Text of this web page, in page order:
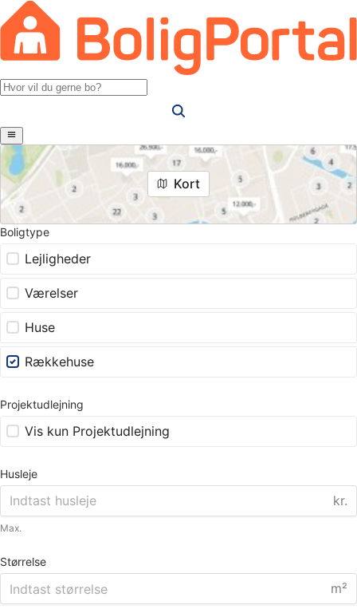
Kort
Boligtype
Lejligheder
Værelser
Huse
Rækkehuse
Projektudlejning
Vis kun Projektudlejning
Husleje
kr.
Max.
Størrelse
m²